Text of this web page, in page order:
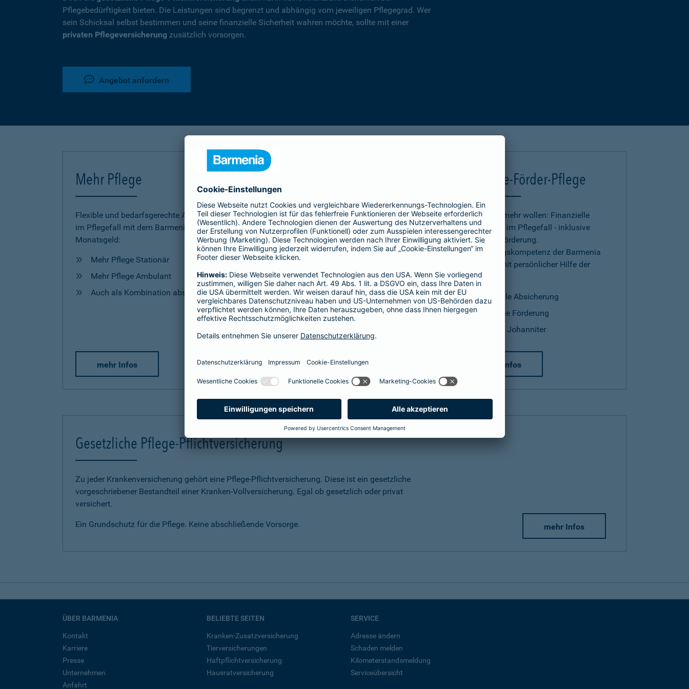
Pflegebedürftigkeit bieten. Die Leistungen sind begrenzt und abhängig vom jeweiligen Pflegegrad. Wer
sein Schicksal selbst bestimmen und seine finanzielle Sicherheit wahren möchte, sollte mit einer
privaten Pflegeversicherung zusätzlich vorsorgen.
Angebot anfordern
Mehr Pflege
Flexible und bedarfsgerechte Absicherung
im Pflegefall mit dem Barmenia Pflege-
Monatsgeld:
Mehr Pflege Stationär
Mehr Pflege Ambulant
Auch als Kombination abschließbar
mehr Infos
Ein erster Schritt in Richtung Pflegeab­
sicherung: Praktische Hilfe und
Unterstützung in allen Phasen einer
Pflegesituation.
Hilfe
Unterstützung
mehr Infos
Deutsche-Förder-Pflege
Für alle, die mehr wollen: Finanzielle
Absicherung im Pflegefall - inklusive
staatlicher Förderung.
Versicherungskompetenz der Barmenia
kombiniert mit persönlicher Hilfe der
Johanniter.
finanzielle Absicherung
staatliche Förderung
Hilfe der Johanniter
mehr Infos
Gesetzliche Pflege-Pflichtversicherung
Zu jeder Krankenversicherung gehört eine Pflege-Pflichtversicherung. Diese ist ein gesetzliche
vorgeschriebener Bestandteil einer Kranken-Vollversicherung. Egal ob gesetzlich oder privat
versichert.
Ein Grundschutz für die Pflege. Keine abschließende Vorsorge. mehr Infos
ÜBER BARMENIA
Kontakt
Karriere
Presse
Unternehmen
Anfahrt
BELIEBTE SEITEN
Kranken-Zusatzversicherung
Tierversicherungen
Haftpflichtversicherung
Hausratversicherung
SERVICE
Adresse ändern
Schaden melden
Kilometerstandsmeldung
Serviceübersicht